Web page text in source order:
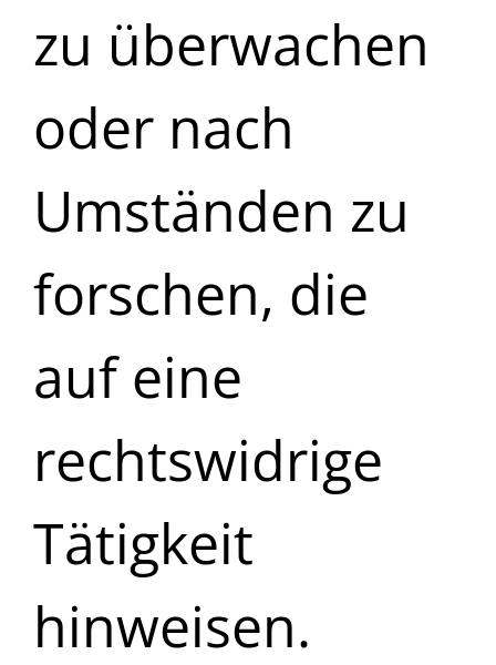
zu überwachen
oder nach
Umständen zu
forschen, die
auf eine
rechtswidrige
Tätigkeit
hinweisen.